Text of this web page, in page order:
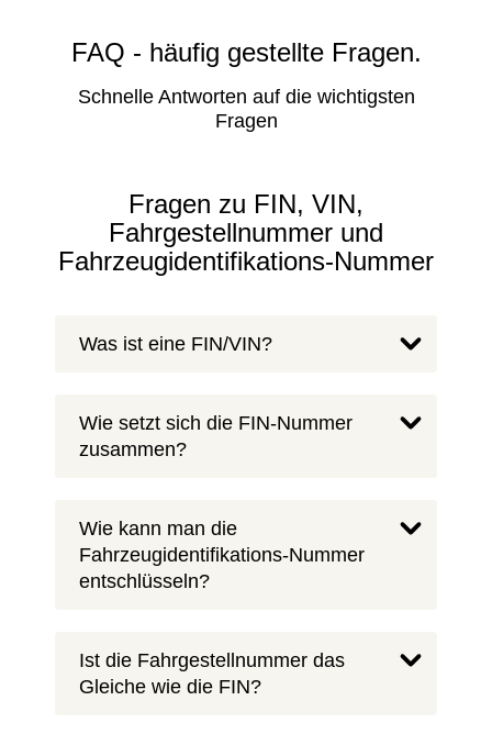
FAQ - häufig gestellte Fragen.
Schnelle Antworten auf die wichtigsten
Fragen
Fragen zu FIN, VIN,
Fahrgestellnummer und
Fahrzeugidentifikations-Nummer
Was ist eine FIN/VIN?
Wie setzt sich die FIN-Nummer
zusammen?
Wie kann man die
Fahrzeugidentifikations-Nummer
entschlüsseln?
Ist die Fahrgestellnummer das
Gleiche wie die FIN?